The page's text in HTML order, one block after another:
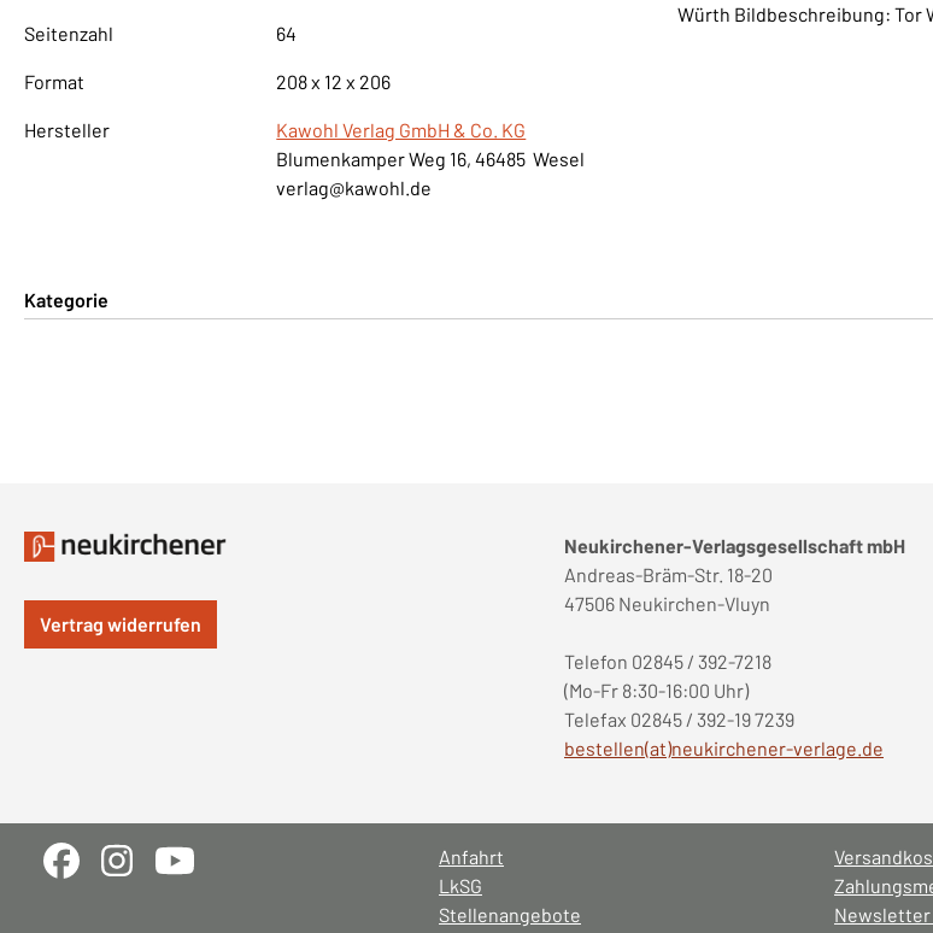
Seitenzahl 64
Format 208 x 12 x 206
Hersteller
Kawohl Verlag GmbH & Co. KG
Blumenkamper Weg 16, 46485 Wesel
verlag@kawohl.de
Würth Bildbeschreibung: Tor
Kategorie
Vertrag widerrufen
Neukirchener-Verlagsgesellschaft mbH
Andreas-Bräm-Str. 18-20
47506 Neukirchen-Vluyn
Telefon 02845 / 392-7218
(Mo-Fr 8:30-16:00 Uhr)
Telefax 02845 / 392-19 7239
bestellen(at)neukirchener-verlage.de
Anfahrt
LkSG
Stellenangebote